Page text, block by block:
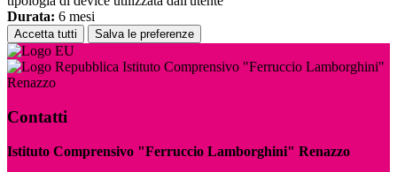
Durata: 6 mesi
Accetta tutti Salva le preferenze
Istituto Comprensivo "Ferruccio Lamborghini"
Renazzo
Contatti
Istituto Comprensivo "Ferruccio Lamborghini" Renazzo